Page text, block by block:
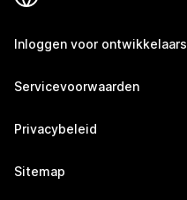
Inloggen voor ontwikkelaars
Servicevoorwaarden
Privacybeleid
Sitemap